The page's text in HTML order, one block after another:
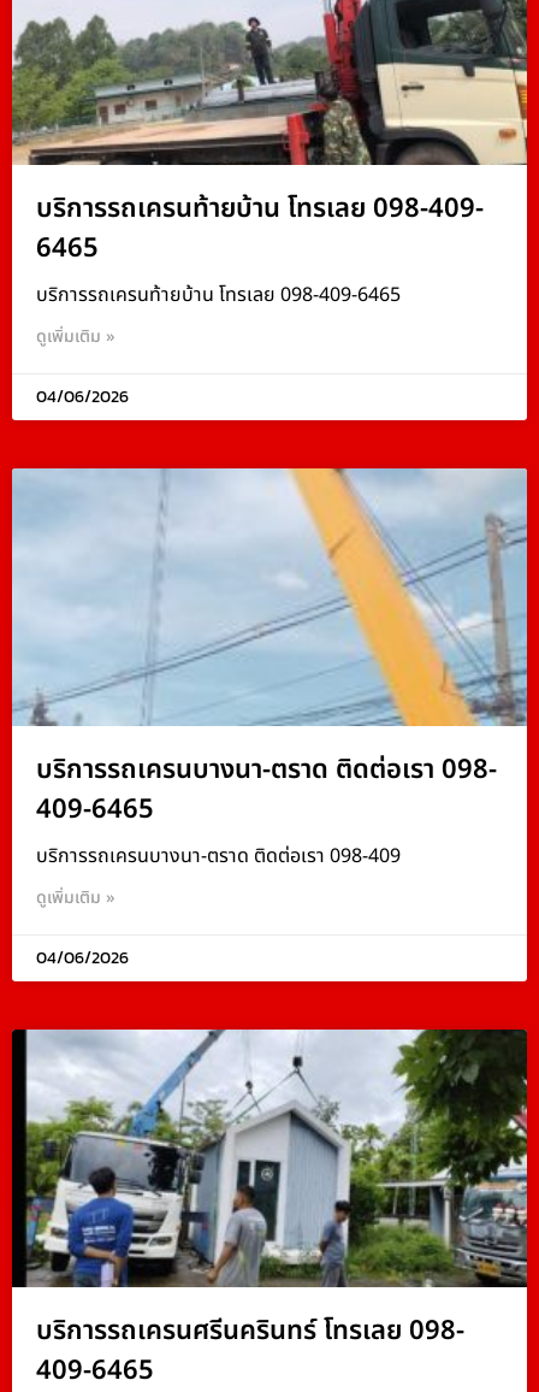
บริการรถเครนท้ายบ้าน โทรเลย 098-409-
6465
บริการรถเครนท้ายบ้าน โทรเลย 098-409-6465
ดูเพิ่มเติม »
04/06/2026
บริการรถเครนบางนา-ตราด ติดต่อเรา 098-
409-6465
บริการรถเครนบางนา-ตราด ติดต่อเรา 098-409
ดูเพิ่มเติม »
04/06/2026
บริการรถเครนศรีนครินทร์ โทรเลย 098-
409-6465